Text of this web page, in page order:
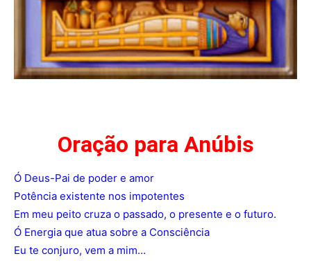
Oração para Anúbis
Ó Deus-Pai de poder e amor
Potência existente nos impotentes
Em meu peito cruza o passado, o presente e o futuro.
Ó Energia que atua sobre a Consciência
Eu te conjuro, vem a mim…